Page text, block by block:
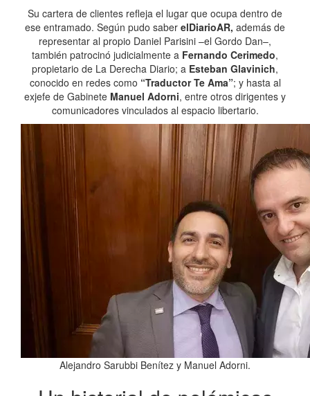
Su cartera de clientes refleja el lugar que ocupa dentro de
ese entramado. Según pudo saber elDiarioAR, además de
representar al propio Daniel Parisini –el Gordo Dan–,
también patrocinó judicialmente a Fernando Cerimedo,
propietario de La Derecha Diario; a Esteban Glavinich,
conocido en redes como “Traductor Te Ama”; y hasta al
exjefe de Gabinete Manuel Adorni, entre otros dirigentes y
comunicadores vinculados al espacio libertario.
Alejandro Sarubbi Benítez y Manuel Adorni.